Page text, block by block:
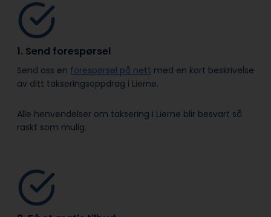
1. Send forespørsel
Send oss en forespørsel på nett med en kort beskrivelse
av ditt takseringsoppdrag i Lierne.
Alle henvendelser om taksering i Lierne blir besvart så
raskt som mulig.